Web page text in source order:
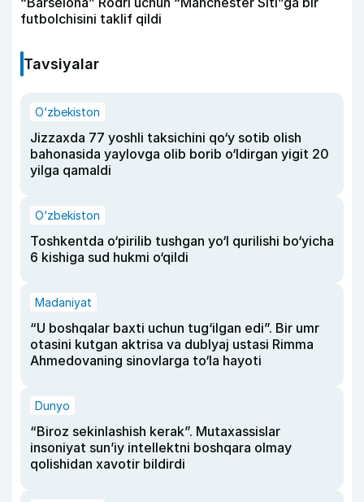
futbolchisini taklif qildi
Tavsiyalar
O‘zbekiston
Jizzaxda 77 yoshli taksichini qo‘y sotib olish
bahonasida yaylovga olib borib o‘ldirgan yigit 20
yilga qamaldi
O‘zbekiston
Toshkentda o‘pirilib tushgan yo‘l qurilishi bo‘yicha
6 kishiga sud hukmi o‘qildi
Madaniyat
“U boshqalar baxti uchun tug‘ilgan edi”. Bir umr
otasini kutgan aktrisa va dublyaj ustasi Rimma
Ahmedovaning sinovlarga to‘la hayoti
Dunyo
“Biroz sekinlashish kerak”. Mutaxassislar
insoniyat sun’iy intellektni boshqara olmay
qolishidan xavotir bildirdi